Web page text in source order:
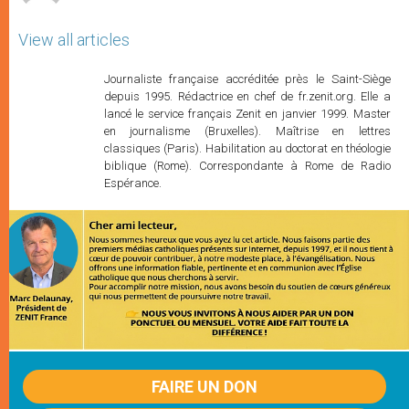
View all articles
Journaliste française accréditée près le Saint-Siège
depuis 1995. Rédactrice en chef de fr.zenit.org. Elle a
lancé le service français Zenit en janvier 1999. Master
en journalisme (Bruxelles). Maîtrise en lettres
classiques (Paris). Habilitation au doctorat en théologie
biblique (Rome). Correspondante à Rome de Radio
Espérance.
FAIRE UN DON